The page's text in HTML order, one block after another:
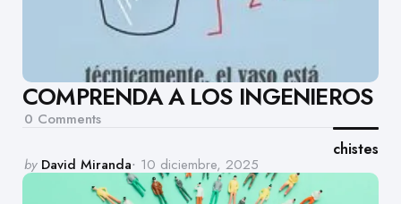
COMPRENDA A LOS INGENIEROS
0 Comments
chistes
Posted
by
by David Miranda 10 diciembre, 2025